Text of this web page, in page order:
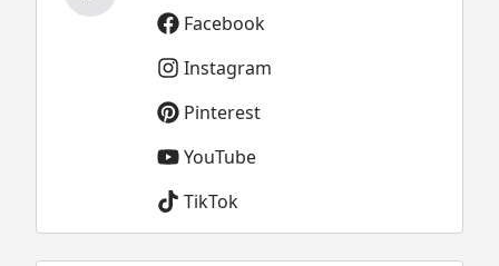
Facebook
Instagram
Pinterest
YouTube
TikTok